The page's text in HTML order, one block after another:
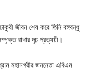
জীবন শেষ করে তিনি বঙ্গবন্ধু
রাখার দৃঢ় প্রত্যয়ী।
মহানগরীর জননেতা এবিএম